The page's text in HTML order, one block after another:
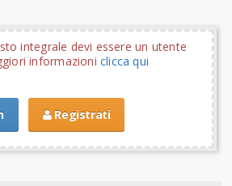
integrale devi essere un utente
informazioni clicca qui
Registrati